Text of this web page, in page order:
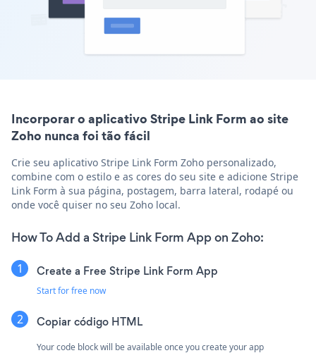
Incorporar o aplicativo Stripe Link Form ao site
Zoho nunca foi tão fácil
Crie seu aplicativo Stripe Link Form Zoho personalizado,
combine com o estilo e as cores do seu site e adicione Stripe
Link Form à sua página, postagem, barra lateral, rodapé ou
onde você quiser no seu Zoho local.
How To Add a Stripe Link Form App on Zoho:
Create a Free Stripe Link Form App
Start for free now
Copiar código HTML
Your code block will be available once you create your app